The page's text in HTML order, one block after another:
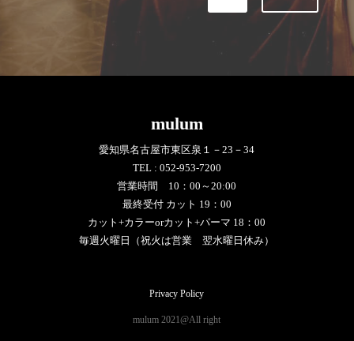
&#x37;
mulum
愛知県名古屋市東区泉１－23－34
TEL : 052-953-7200
営業時間 10：00～20:00
最終受付 カット 19：00
カット+カラーorカット+パーマ 18：00
毎週火曜日（祝火は営業 翌水曜日休み）
Privacy Policy
mulum 2021@All right